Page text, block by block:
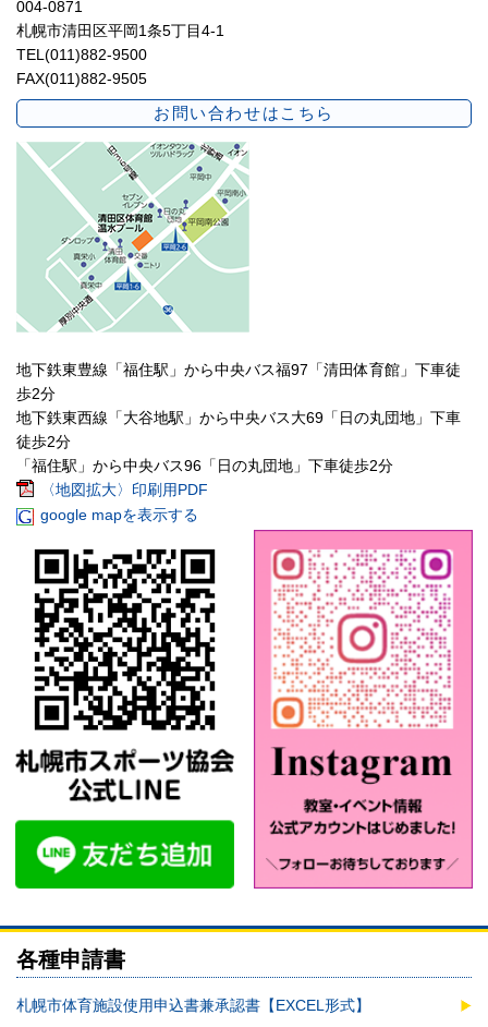
004-0871
札幌市清田区平岡1条5丁目4-1
TEL(011)882-9500
FAX(011)882-9505
お問い合わせはこちら
地下鉄東豊線「福住駅」から中央バス福97「清田体育館」下車徒
歩2分
地下鉄東西線「大谷地駅」から中央バス大69「日の丸団地」下車
徒歩2分
「福住駅」から中央バス96「日の丸団地」下車徒歩2分
〈地図拡大〉印刷用PDF
google mapを表示する
各種申請書
札幌市体育施設使用申込書兼承認書【EXCEL形式】